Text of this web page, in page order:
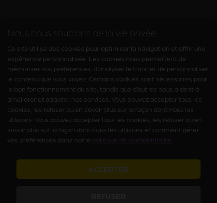
Nous nous soucions de la vie privée
Ce site utilise des cookies pour optimiser la navigation et offrir une
expérience personnalisée. Les cookies nous permettent de
mémoriser vos préférences, d’analyser le trafic et de personnaliser
le contenu que vous voyez. Certains cookies sont nécessaires pour
le bon fonctionnement du site, tandis que d’autres nous aident à
améliorer et adapter nos services. Vous pouvez accepter tous les
cookies, les refuser ou en savoir plus sur la façon dont nous les
utilisons. Vous pouvez accepter tous les cookies, les refuser ou en
savoir plus sur la façon dont nous les utilisons et comment gérer
vos préférences dans notre politique de confidentialité.
ACCEPTER